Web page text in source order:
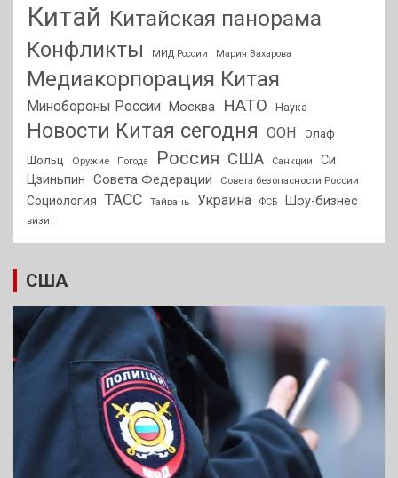
Китай Китайская панорама
Конфликты
МИД России Мария Захарова
Медиакорпорация Китая
Минобороны России Москва НАТО Наука
Новости Китая сегодня ООН
Олаф
Шольц
Оружие Погода Россия США Санкции
Си
Цзиньпин Совета Федерации Совета безопасности России
Социология ТАСС Тайвань Украина ФСБ Шоу-бизнес
визит
США